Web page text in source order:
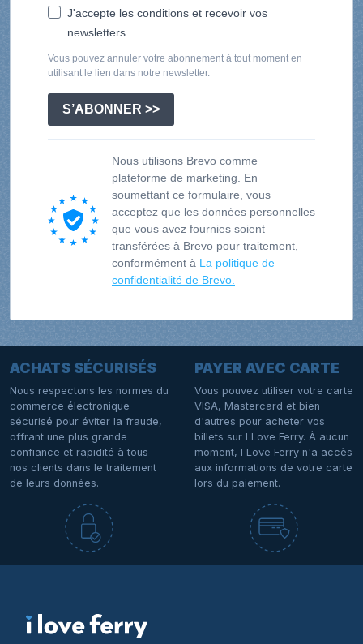
J'accepte les conditions et recevoir vos
newsletters.
Vous pouvez annuler votre abonnement à tout moment en
utilisant le lien dans notre newsletter.
S’ABONNER >>
Nous utilisons Brevo comme
plateforme de marketing. En
soumettant ce formulaire, vous
acceptez que les données personnelles
que vous avez fournies soient
transférées à Brevo pour traitement,
conformément à La politique de
confidentialité de Brevo.
ACHATS SÉCURISÉS
Nous respectons les normes du
commerce électronique
sécurisé pour éviter la fraude,
offrant une plus grande
confiance et rapidité à tous
nos clients dans le traitement
de leurs données.
PAYER AVEC CARTE
Vous pouvez utiliser votre carte
VISA, Mastercard et bien
d'autres pour acheter vos
billets sur I Love Ferry. À aucun
moment, I Love Ferry n'a accès
aux informations de votre carte
lors du paiement.